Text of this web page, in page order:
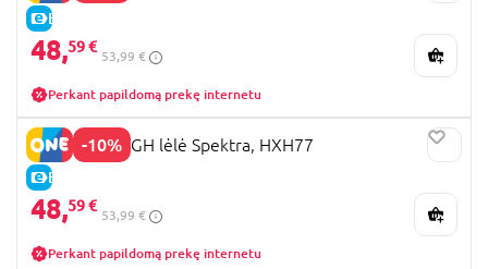
E-KAINA
48,59 €
53,99 €
Perkant papildomą prekę internetu
-10%
E-KAINA
MONSTER HIGH lėlė Spektra, HXH77
48,59 €
53,99 €
Perkant papildomą prekę internetu